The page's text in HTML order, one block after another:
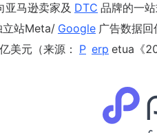
马逊卖家及 DTC 品牌的一
立站Meta/ Google 广告数据
美元（来源： P erp etua《